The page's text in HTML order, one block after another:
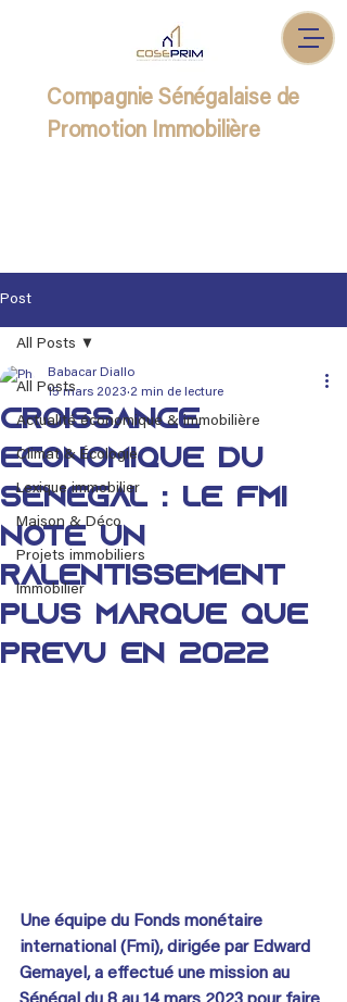
Compagnie Sénégalaise de
Promotion Immobilière
Post
All Posts
Actualité économique & immobilière
Climat & Écologie
Lexique immobilier
Maison & Déco
Projets immobiliers
Immobilier
All Posts
Croissance
économique du
Sénégal : Le Fmi
note un
ralentissement
plus marqué que
prévu en 2022
Babacar Diallo
15 mars 2023 2 min de lecture
Une équipe du Fonds monétaire
international (Fmi), dirigée par Edward
Gemayel, a effectué une mission au